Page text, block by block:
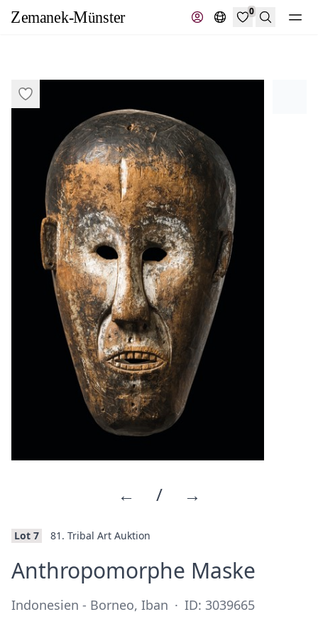
0
Suche
← / →
Lot 7 81. Tribal Art Auktion
Anthropomorphe Maske
Indonesien - Borneo, Iban · ID: 3039665